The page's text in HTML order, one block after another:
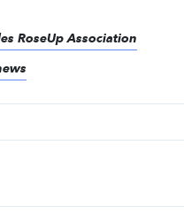
RoseUp Association